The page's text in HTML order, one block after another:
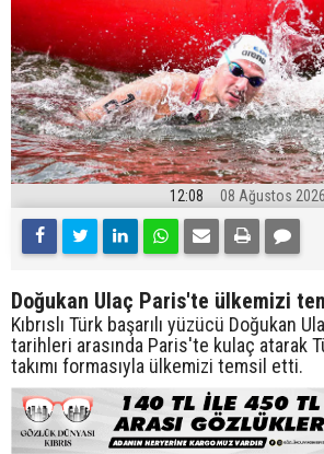
12:08 08 Ağustos 2026
Doğukan Ulaç Paris'te ülkemizi
Kıbrıslı Türk başarılı yüzücü Doğukan
tarihleri arasında Paris'te kulaç atarak
takımı formasıyla ülkemizi temsil etti.